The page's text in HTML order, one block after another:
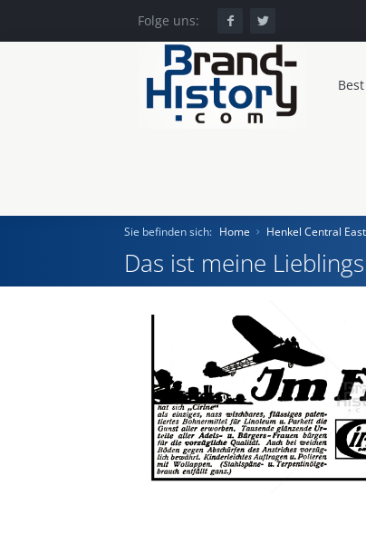
Folge uns:
Marken
Konzerne
Epoche
Sie befinden sich: Home Henkel Central
Das ist meine